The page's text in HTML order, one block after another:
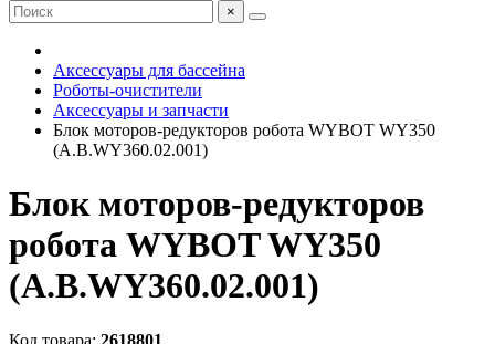
×
Аксессуары для бассейна
Роботы-очистители
Аксессуары и запчасти
Блок моторов-редукторов робота WYBOT WY350
(A.B.WY360.02.001)
Блок моторов-редукторов
робота WYBOT WY350
(A.B.WY360.02.001)
Код товара: 2618801